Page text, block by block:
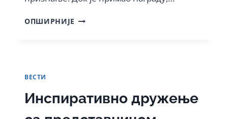
ОПШИРНИЈЕ ЦИЦЕРОНОВ
АРПИНУ
ВЕСТИ
Инспиративно дружење